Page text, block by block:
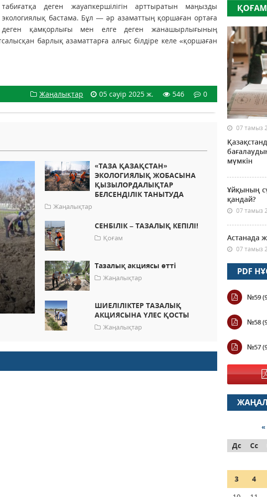
табиғатқа деген жауапкершілігін арттыратын маңызды
экологиялық бастама. Бұл — әр азаматтың қоршаған ортаға
деген қамқорлығы мен елге деген жанашырлығының
барлық азаматтарға алғыс білдіре келе «қоршаған
Жаңалықтар
05 сәуір 2025 ж. 546 0
«ТАЗА ҚАЗАҚСТАН»
ЭКОЛОГИЯЛЫҚ ЖОБАСЫНА
ҚЫЗЫЛОРДАЛЫҚТАР
БЕЛСЕНДІЛІК ТАНЫТУДА
Жаңалықтар
СЕНБІЛІК – ТАЗАЛЫҚ КЕПІЛІ!
Қоғам
Тазалық акциясы өтті
Жаңалықтар
ШИЕЛІЛІКТЕР ТАЗАЛЫҚ
АКЦИЯСЫНА ҮЛЕС ҚОСТЫ
Жаңалықтар
ҚОҒАМ
07 тамыз
мүмкін
Ұйқының
қандай?
07 тамыз
Астанада
07 тамыз
PDF
№59
№58
№57
«
Дс
Сс
3
4